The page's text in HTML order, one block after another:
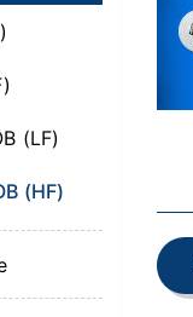
(LF)
(HF)